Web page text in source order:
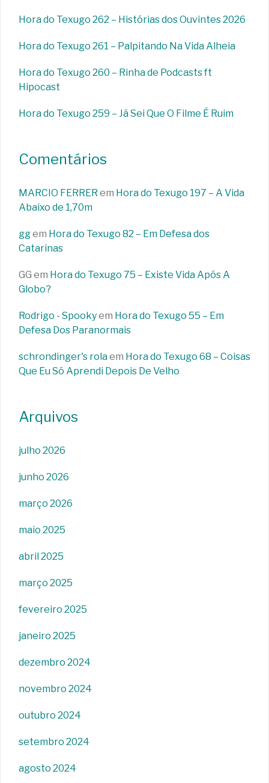
Hora do Texugo 262 – Histórias dos Ouvintes 2026
Hora do Texugo 261 – Palpitando Na Vida Alheia
Hora do Texugo 260 – Rinha de Podcasts ft
Hipocast
Hora do Texugo 259 – Já Sei Que O Filme É Ruim
Comentários
MARCIO FERRER em Hora do Texugo 197 – A Vida
Abaixo de 1,70m
ggem Hora do Texugo 82 – Em Defesa dos
Catarinas
GG em Hora do Texugo 75 – Existe Vida Após A
Globo?
Rodrigo - Spookyem Hora do Texugo 55 – Em
Defesa Dos Paranormais
schrondinger's rolaem Hora do Texugo 68 – Coisas
Que Eu Só Aprendi Depois De Velho
Arquivos
julho 2026
junho 2026
março 2026
maio 2025
abril 2025
março 2025
fevereiro 2025
janeiro 2025
dezembro 2024
novembro 2024
outubro 2024
setembro 2024
agosto 2024